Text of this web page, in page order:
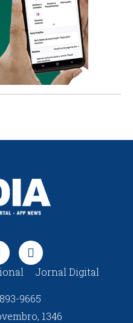
Jornal Digital
9665
1346